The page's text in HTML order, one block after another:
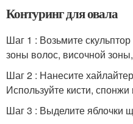
Контуринг для овала
Шаг 1 : Возьмите
зоны волос, височной
Шаг 2 : Нанесите
Используйте кисти,
Шаг 3 : Выделите яблочки